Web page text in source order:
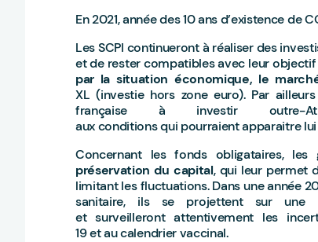
En 2021, année des 10 ans d’existence de
Les SCPI continueront à réaliser des
et de rester compatibles avec leur
par la situation économique, le
XL (investie hors zone euro). Par
française à investir outre-
aux conditions qui pourraient apparaitre
Concernant les fonds obligataires,
préservation du capital, qui leur permet
limitant les fluctuations. Dans une année
sanitaire, ils se projettent sur une
et surveilleront attentivement les
19 et au calendrier vaccinal.